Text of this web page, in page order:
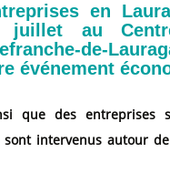
en
au
de-
événement
que des entreprises
intervenus autour